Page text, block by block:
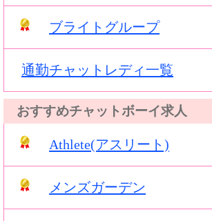
ブライトグループ
通勤チャットレディ一覧
おすすめチャットボーイ求人
Athlete(アスリート)
メンズガーデン